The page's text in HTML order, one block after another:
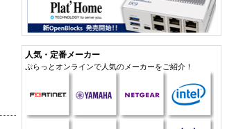
人気・定番メーカー
ぷらっとオンラインで人気のメーカーをご紹介！